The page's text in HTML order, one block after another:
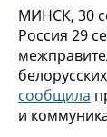
МИНСК, 30
Россия 29
сообщила
и